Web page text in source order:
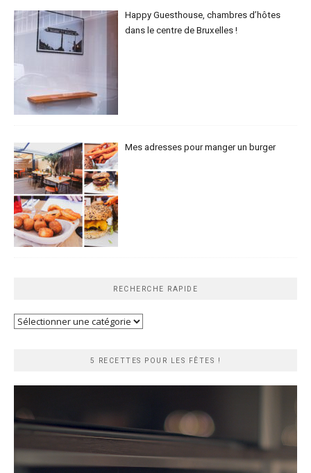
Happy Guesthouse, chambres d’hôtes
dans le centre de Bruxelles !
Mes adresses pour manger un burger
RECHERCHE RAPIDE
Recherche
5 RECETTES POUR LES FÊTES !